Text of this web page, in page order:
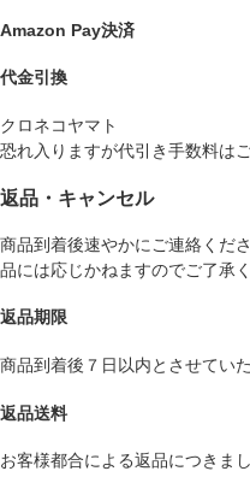
Amazon Pay決済
代金引換
クロネコヤマト
恐れ入りますが代引き手数料は
返品・キャンセル
商品到着後速やかにご連絡くだ
品には応じかねますのでご了承く
返品期限
商品到着後７日以内とさせていた
返品送料
お客様都合による返品につきま